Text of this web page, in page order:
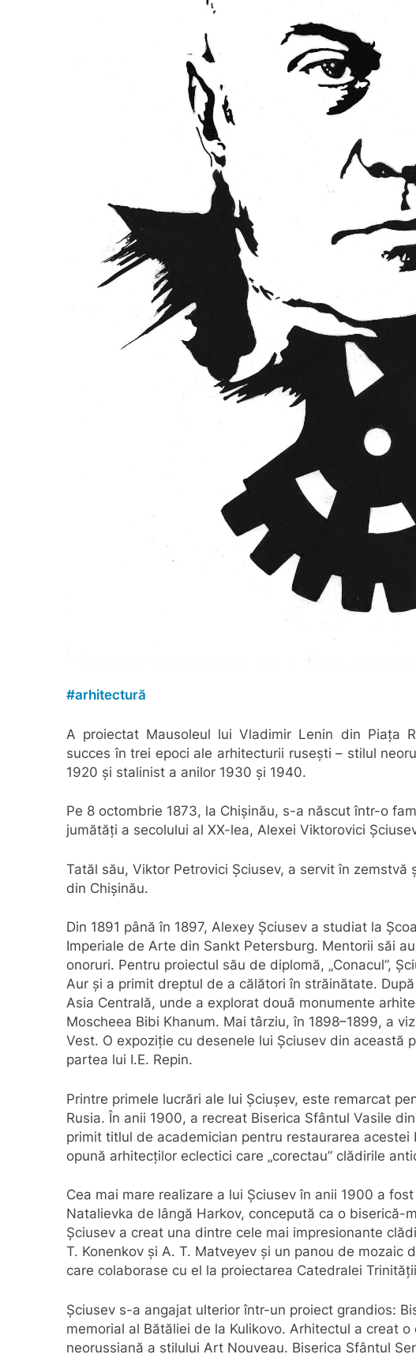
#arhitectură
A proiectat Mausoleul lui Vladimir Lenin din Piața
succes în trei epoci ale arhitecturii rusești – stilul
1920 și stalinist a anilor 1930 și 1940.
Pe 8 octombrie 1873, la Chișinău, s-a născut într-o
jumătăți a secolului al XX-lea, Alexei Viktorovici
Tatăl său, Viktor Petrovici Șciusev, a servit în
din Chișinău.
Din 1891 până în 1897, Alexey Șciusev a studiat la
Imperiale de Arte din Sankt Petersburg. Mentorii săi
onoruri. Pentru proiectul său de diplomă, „Conacul”,
Aur și a primit dreptul de a călători în străinătate.
Asia Centrală, unde a explorat două monumente
Moscheea Bibi Khanum. Mai târziu, în 1898–1899, a
Vest. O expoziție cu desenele lui Șciusev din această
partea lui I.E. Repin.
Printre primele lucrări ale lui Șciușev, este remarcat
Rusia. În anii 1900, a recreat Biserica Sfântul Vasile
primit titlul de academician pentru restaurarea
opună arhitecților eclectici care „corectau” clădirile
Cea mai mare realizare a lui Șciusev în anii 1900 a
Natalievka de lângă Harkov, concepută ca o biserică-
Șciusev a creat una dintre cele mai impresionante
T. Konenkov și A. T. Matveyev și un panou de mozaic
care colaborase cu el la proiectarea Catedralei
Șciusev s-a angajat ulterior într-un proiect grandios:
memorial al Bătăliei de la Kulikovo. Arhitectul a creat
neorussiană a stilului Art Nouveau. Biserica Sfântul